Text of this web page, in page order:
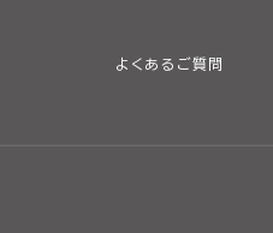
よくあるご質問